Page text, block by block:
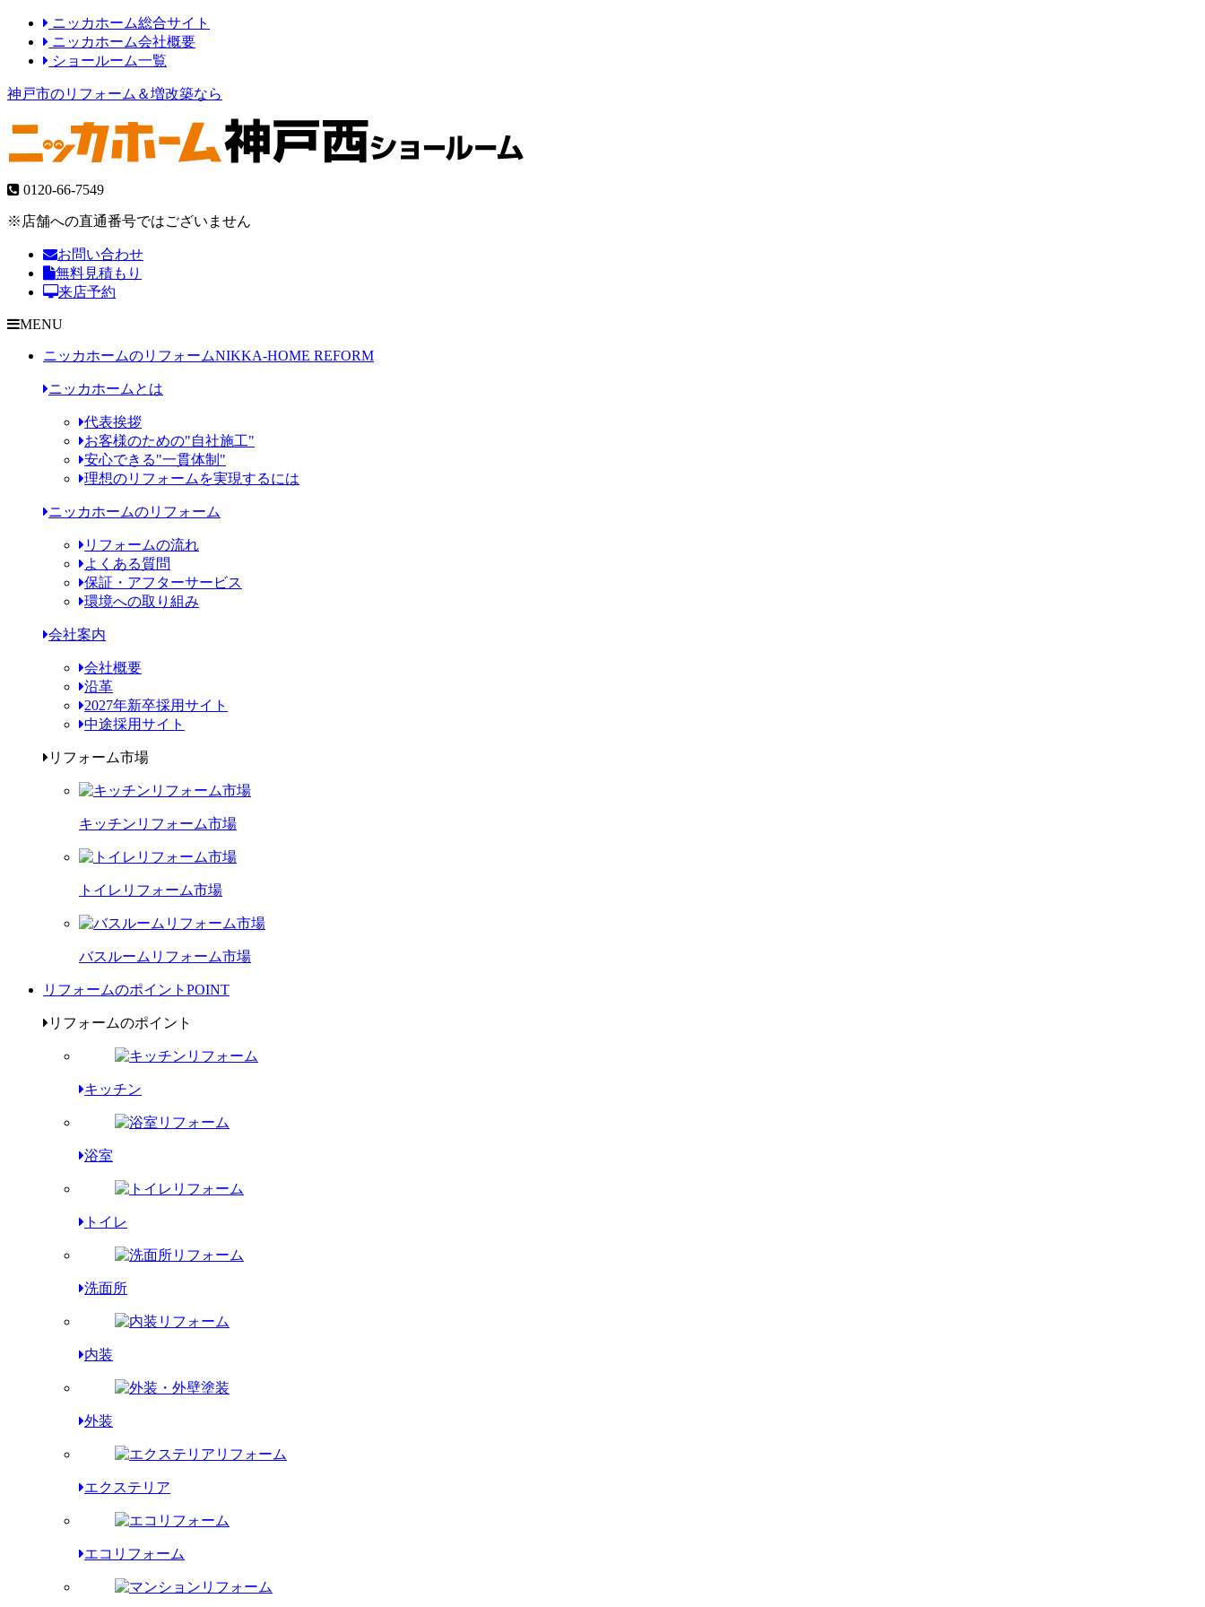
ニッカホーム総合サイト
ニッカホーム会社概要
ショールーム一覧
神戸市のリフォーム＆増改築なら
0120-66-7549
※店舗への直通番号ではございません
お問い合わせ
無料見積もり
来店予約
MENU
ニッカホームのリフォームNIKKA-HOME REFORM
ニッカホームとは
代表挨拶
お客様のための"自社施工"
安心できる"一貫体制"
理想のリフォームを実現するには
ニッカホームのリフォーム
リフォームの流れ
よくある質問
保証・アフターサービス
環境への取り組み
会社案内
会社概要
沿革
2027年新卒採用サイト
中途採用サイト
リフォーム市場
キッチンリフォーム市場
トイレリフォーム市場
バスルームリフォーム市場
リフォームのポイント POINT
リフォームのポイント
キッチン
浴室
トイレ
洗面所
内装
外装
エクステリア
エコリフォーム